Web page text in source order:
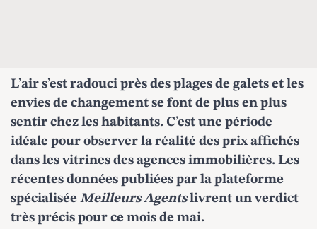
L’air s’est radouci près des plages de galets et les
envies de changement se font de plus en plus
sentir chez les habitants. C’est une période
idéale pour observer la réalité des prix affichés
dans les vitrines des agences immobilières. Les
récentes données publiées par la plateforme
spécialisée Meilleurs Agentslivrent un verdict
très précis pour ce mois de mai.